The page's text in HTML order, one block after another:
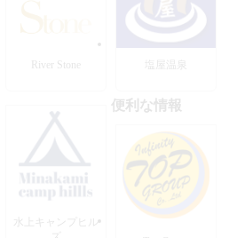
River Stone 塩屋温泉
水上キャンプヒル
便利な情報